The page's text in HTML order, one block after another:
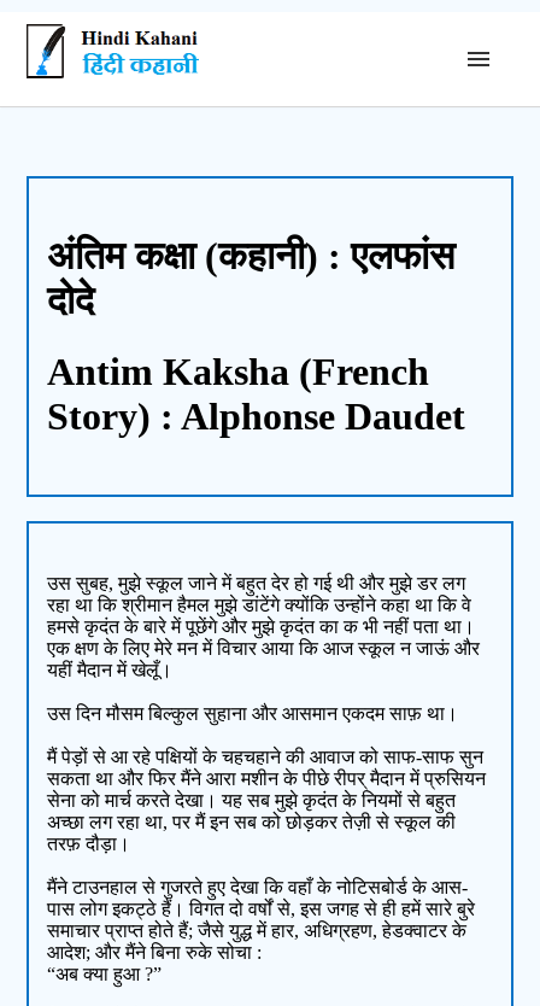
अंतिम कक्षा (कहानी) : एलफांस
दोदे
Antim Kaksha (French
Story) : Alphonse Daudet
उस सुबह, मुझे स्कूल जाने में बहुत देर हो गई थी और मुझे डर लग
रहा था कि श्रीमान हैमल मुझे डांटेंगे क्योंकि उन्होंने कहा था कि वे
हमसे कृदंत के बारे में पूछेंगे और मुझे कृदंत का क भी नहीं पता था।
एक क्षण के लिए मेरे मन में विचार आया कि आज स्कूल न जाऊं और
यहीं मैदान में खेलूँ।
उस दिन मौसम बिल्कुल सुहाना और आसमान एकदम साफ़ था।
मैं पेड़ों से आ रहे पक्षियों के चहचहाने की आवाज को साफ-साफ सुन
सकता था और फिर मैंने आरा मशीन के पीछे रीपर् मैदान में प्रुसियन
सेना को मार्च करते देखा। यह सब मुझे कृदंत के नियमों से बहुत
अच्छा लग रहा था, पर मैं इन सब को छोड़कर तेज़ी से स्कूल की
तरफ़ दौड़ा।
मैंने टाउनहाल से गुजरते हुए देखा कि वहाँ के नोटिसबोर्ड के आस-
पास लोग इकट्ठे हैं। विगत दो वर्षों से, इस जगह से ही हमें सारे बुरे
समाचार प्राप्त होते हैं; जैसे युद्ध में हार, अधिग्रहण, हेडक्वाटर के
आदेश; और मैंने बिना रुके सोचा :
“अब क्या हुआ ?”